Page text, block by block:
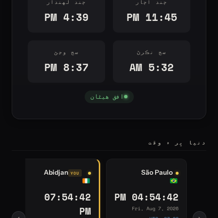
چند اًچار
11:45 PM
چند لهندار
4:39 PM
سج نڪرڻ
5:32 AM
سج وڃڻ
8:37 PM
افق هيٹان
دنيا ڀر ۾ وقت
08:54:43 PM
Fri, Aug 7, 2026
Johannesburg
09:54:43 PM